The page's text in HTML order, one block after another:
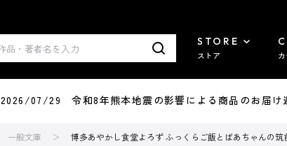
STORE
ストア
2026/07/29 令和8年熊本地震の影響による商品のお届け
一般文庫 博多あやかし食堂よろず ふっくらご飯とばあちゃんの筑